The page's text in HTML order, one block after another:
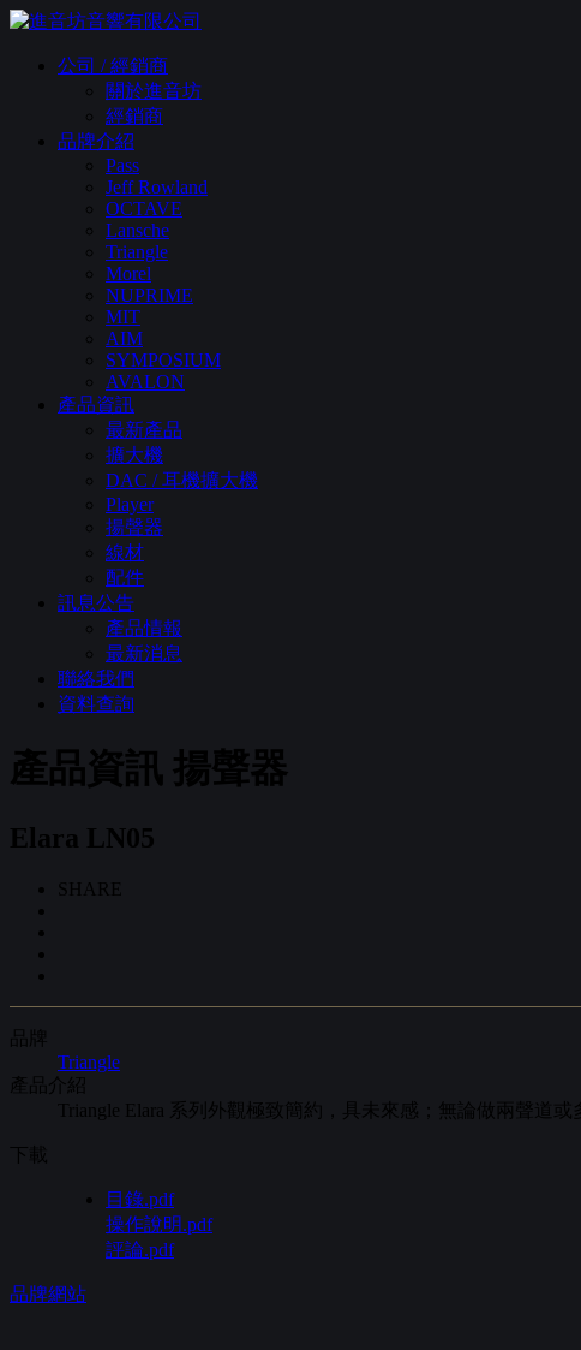
公司 / 經銷商
關於進音坊
經銷商
品牌介紹
Pass
Jeff Rowland
OCTAVE
Lansche
Triangle
Morel
NUPRIME
MIT
AIM
SYMPOSIUM
AVALON
產品資訊
最新產品
擴大機
DAC / 耳機擴大機
Player
揚聲器
線材
配件
訊息公告
產品情報
最新消息
聯絡我們
資料查詢
產品資訊 揚聲器
Elara LN05
SHARE
品牌
Triangle
產品介紹
Triangle Elara 系列外觀極致簡約，具未來感；無論做兩聲道
下載
目錄.pdf
操作說明.pdf
評論.pdf
品牌網站